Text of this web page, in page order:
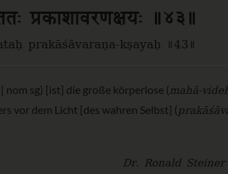
प्रकाशावरणक्षयः ॥४३॥
prakāśāvaraṇa-kṣayaḥ ॥43॥
| nom sg) [ist] die große körperlose (mahā-
vor dem Licht [des wahren Selbst] (
Dr. Ronald